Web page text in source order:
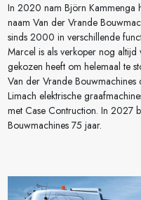
In 2020 nam Björn Kammenga
naam Van der Vrande
sinds 2000 in verschillende
Marcel is als verkoper nog
gekozen heeft om helemaal te
Van der Vrande
Limach elektrische
met Case Contruction. In 2027
Bouwmachines 75 jaar.